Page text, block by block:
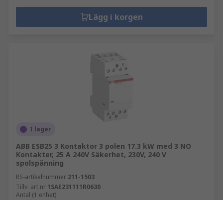
Lägg i korgen
I lager
ABB ESB25 3 Kontaktor 3 polen 17.3 kW med 3 NO
Kontakter, 25 A 240V Säkerhet, 230V, 240 V
spolspänning
RS-artikelnummer 211-1503
Tillv. art.nr 1SAE231111R0630
Antal (1 enhet)